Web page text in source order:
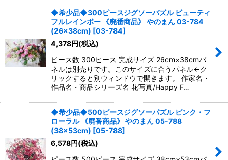
◆希少品◆300ピースジグソーパズル ビューティ
フルレインボー 《廃番商品》 やのまん 03-784
(26×38cm) [03-784]
4,378円(税込)
ピース数 300ピース 完成サイズ 26cm×38cmパ
ネルは別売りです。このサイズに合うパネル←ク
リックすると別ウィンドウで開きます。 作家名・
作品名・商品シリーズ名 花写真/Happy F…
◆希少品◆500ピースジグソーパズル ピンク・フ
ローラル 《廃番商品》 やのまん 05-788
(38×53cm) [05-788]
6,578円(税込)